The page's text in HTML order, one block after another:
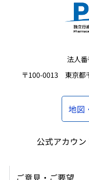
法人
〒100-0013 東京都
地図
公式アカウン
ご意見・ご要望